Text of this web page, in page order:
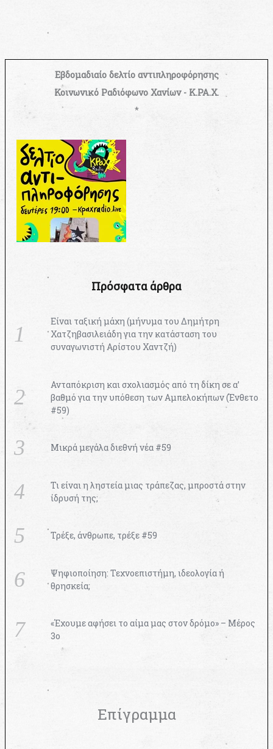
Εβδομαδιαίο δελτίο αντιπληροφόρησης
Κοινωνικό Ραδιόφωνο Χανίων - Κ.ΡΑ.Χ.
*
Πρόσφατα άρθρα
Είναι ταξική μάχη (μήνυμα του Δημήτρη
Χατζηβασιλειάδη για την κατάσταση του
συναγωνιστή Αρίστου Χαντζή)
Ανταπόκριση και σχολιασμός από τη δίκη σε α’
βαθμό για την υπόθεση των Αμπελοκήπων (Ένθετο
#59)
Μικρά μεγάλα διεθνή νέα #59
Τι είναι η ληστεία μιας τράπεζας, μπροστά στην
ίδρυσή της;
Τρέξε, άνθρωπε, τρέξε #59
Ψηφιοποίηση: Τεχνοεπιστήμη, ιδεολογία ή
θρησκεία;
«Έχουμε αφήσει το αίμα μας στον δρόμο» – Μέρος
3ο
Επίγραμμα